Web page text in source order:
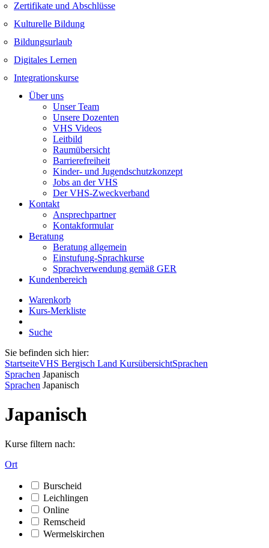
Zertifikate und Abschlüsse
Kulturelle Bildung
Bildungsurlaub
Digitales Lernen
Integrationskurse
Über uns
Unser Team
Unsere Dozenten
VHS Videos
Leitbild
Raumübersicht
Barrierefreiheit
Kinder- und Jugendschutzkonzept
Jobs an der VHS
Der VHS-Zweckverband
Kontakt
Ansprechpartner
Kontakformular
Beratung
Beratung allgemein
Einstufung-Sprachkurse
Sprachverwendung gemäß GER
Kundenbereich
Warenkorb
Kurs-Merkliste
Suche
Sie befinden sich hier:
StartseiteVHS Bergisch Land KursübersichtSprachen
Sprachen Japanisch
Sprachen Japanisch
Japanisch
Kurse filtern nach:
Ort
Burscheid
Leichlingen
Online
Remscheid
Wermelskirchen